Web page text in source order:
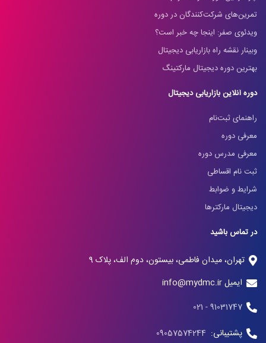
تمرین‌های شرکت‌کنندگان در دوره
ویدئوی صفر: اینجا چه خبر است؟
وبینار نقشه راه بازاریابی دیجیتال
بهترین دوره دیجیتال مارکتینگ
دوره آنلاین بازاریابی دیجیتال
راهنمای ثبت‌نام
معرفی دوره
معرفی مدرس دوره
ثبت نام اقساطی
شرایط و ضوابط
دیجیتال مارکترها
در تماس باشید
تهران، میدان فاطمی، بیستون، دوم الف، پلاک 9
ایمیل info@mydmc.ir
91031747 - 021
پشتیبانی: